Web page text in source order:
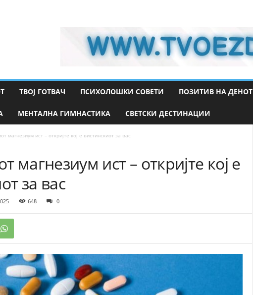
ТВОЈ ГОТВАЧ ПСИХОЛОШКИ СОВЕТИ ПОЗИТИВ НА ДЕНОТ
МЕНТАЛНА ГИМНАСТИКА СВЕТСКИ ДЕСТИНАЦИИ
магнезиум ист – откријте кој е вистинскиот за вас
магнезиум ист – откријте кој е
за вас
648 0